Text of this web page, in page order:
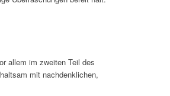
allem im zweiten Teil des
mit nachdenklichen,